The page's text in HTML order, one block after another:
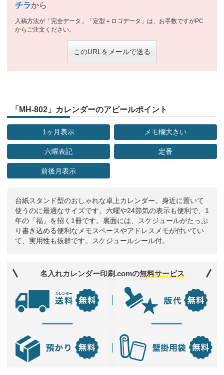
チラから
入稿方法が「完全データ」「定型＋ロゴデータ」は、お手数ですがPC
からご注文ください。
このURLをメールで送る
「MH-802」カレンダーのアピールポイント
1ヶ月表示 メモ欄大きい
六曜表記 定番
前後月表示
台紙スタンド型のおしゃれな卓上カレンダー。身近に置いて
使うのに最適なサイズです。六曜や24節気の表示も便利で、1
年の「福」を招く1冊です。裏面には、スケジュールがたっぷ
り書き込める便利なメモスペースやアドレスメモが付いてい
て、実用性も抜群です。スケジュールシール付。
名入れカレンダー印刷.comの無料サービス